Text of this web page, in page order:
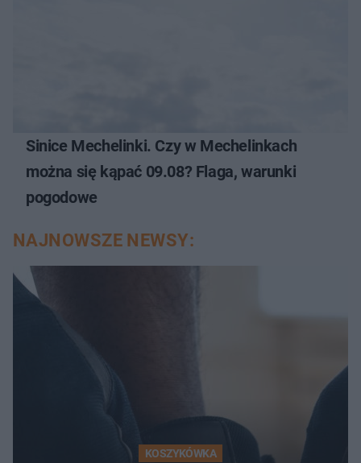
Sinice Mechelinki. Czy w Mechelinkach
można się kąpać 09.08? Flaga, warunki
pogodowe
NAJNOWSZE NEWSY:
KOSZYKÓWKA